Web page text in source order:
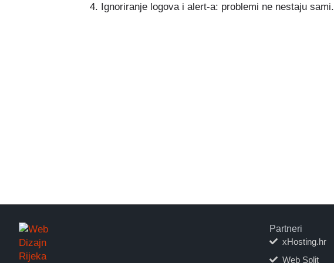
Ignoriranje logova i alert-a: problemi ne nestaju sami.
Partneri
xHosting.hr
Web Split